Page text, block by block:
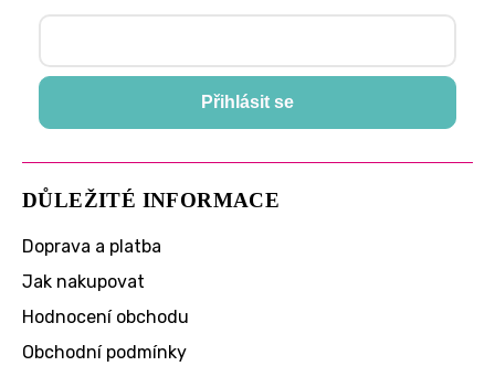
DŮLEŽITÉ INFORMACE
Doprava a platba
Jak nakupovat
Hodnocení obchodu
Obchodní podmínky
Přihlásit se